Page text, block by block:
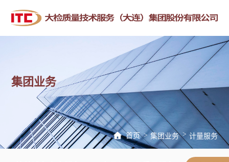
集团业务
首页 集团业务 计量服务